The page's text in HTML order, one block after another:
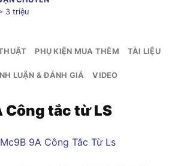
3 triệu
PHỤ KIỆN MUA THÊM TÀI LIỆU
LUẬN & ĐÁNH GIÁ VIDEO
Công tắc từ LS